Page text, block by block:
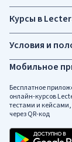
Курсы в
Условия и
Мобильное
Бесплатное
онлайн-курсов
тестами и
через QR-код